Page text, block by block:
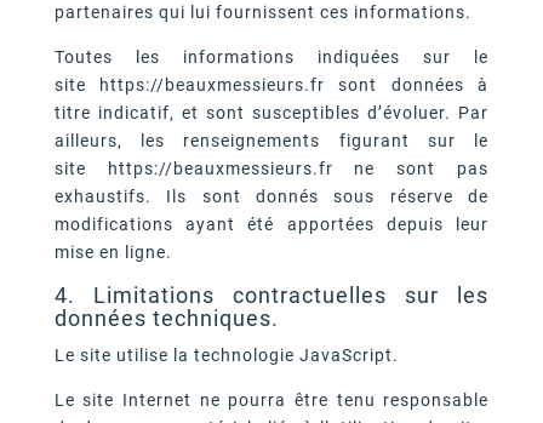
partenaires qui lui fournissent ces informations.
Toutes les informations indiquées sur le
site https://beauxmessieurs.fr sont données à
titre indicatif, et sont susceptibles d’évoluer. Par
ailleurs, les renseignements figurant sur le
site https://beauxmessieurs.fr ne sont pas
exhaustifs. Ils sont donnés sous réserve de
modifications ayant été apportées depuis leur
mise en ligne.
4. Limitations contractuelles sur les
données techniques.
Le site utilise la technologie JavaScript.
Le site Internet ne pourra être tenu responsable